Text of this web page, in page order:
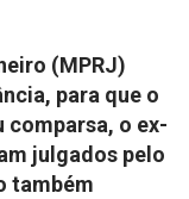
(MPRJ)
para que o
comparsa, o ex-
julgados pelo
também